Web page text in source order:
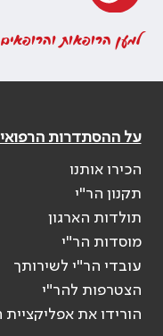
למען הרופאות
על ההסתדרות
הכירו אותנו
תקנון הר"י
תולדות הארגון
מוסדות הר"י
עובדי הר"י לשירותך
הצטרפות להר"י
הורידו את אפליקציית